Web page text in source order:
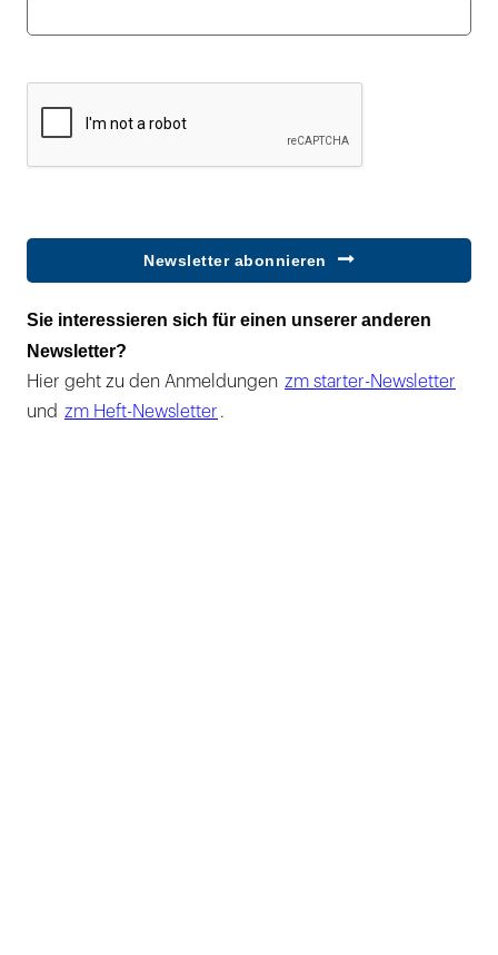
Newsletter abonnieren
Sie interessieren sich für einen unserer anderen
Newsletter?
Hier geht zu den Anmeldungen zm starter-Newsletter
und zm Heft-Newsletter .